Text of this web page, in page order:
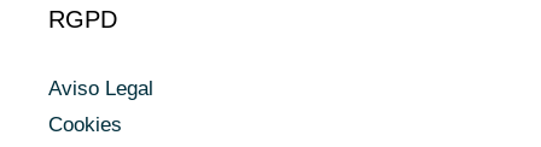
RGPD
Aviso Legal
Cookies